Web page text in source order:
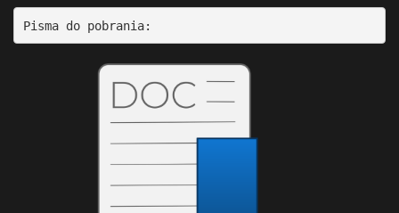
Pisma do pobrania: